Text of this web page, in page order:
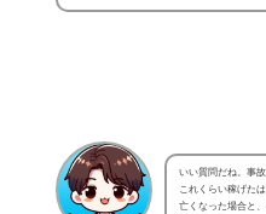
いい質問だね。事
これくらい稼げた
亡くなった場合と